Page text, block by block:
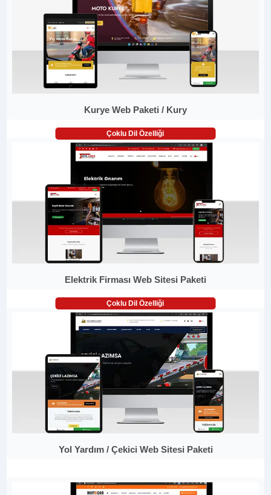
Kurye Web Paketi / Kury
Çoklu Dil Özelliği
Elektrik Firması Web Sitesi Paketi
Çoklu Dil Özelliği
Yol Yardım / Çekici Web Sitesi Paketi